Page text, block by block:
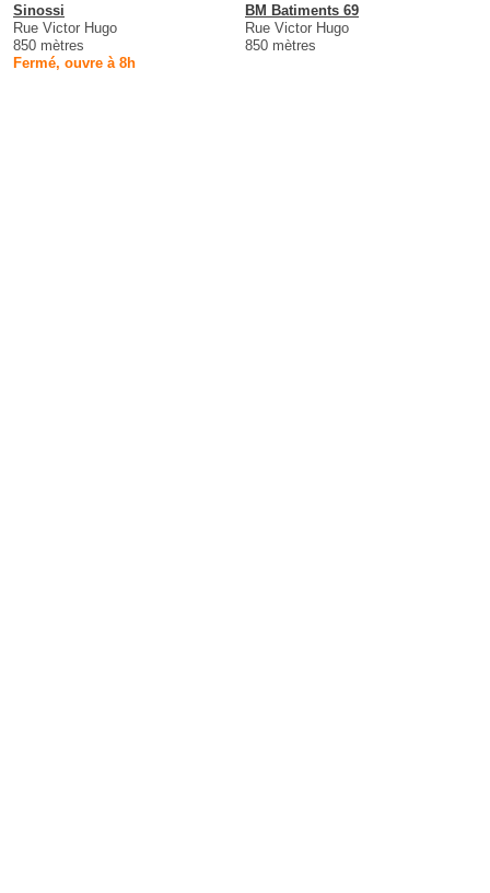
Sinossi
Rue Victor Hugo
850 mètres
Fermé, ouvre à 8h
BM Batiments 69
Rue Victor Hugo
850 mètres